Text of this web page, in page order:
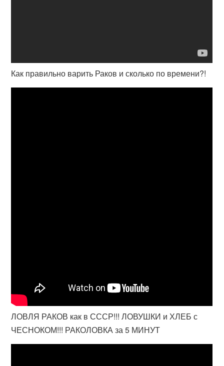
Как правильно варить Раков и сколько по времени?!
ЛОВЛЯ РАКОВ как в СССР!!! ЛОВУШКИ и ХЛЕБ с
ЧЕСНОКОМ!!! РАКОЛОВКА за 5 МИНУТ